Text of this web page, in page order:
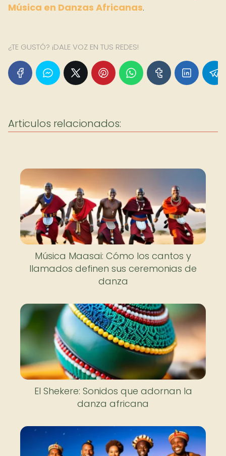
Música en Danzas Africanas.
¿TE GUSTÓ? ¡DALE VOZ EN TUS REDES!
Articulos relacionados:
Música Maasai: Cómo los cantos y
llamados definen sus ceremonias de
danza
El Shekere: Sonidos que adornan la
danza africana